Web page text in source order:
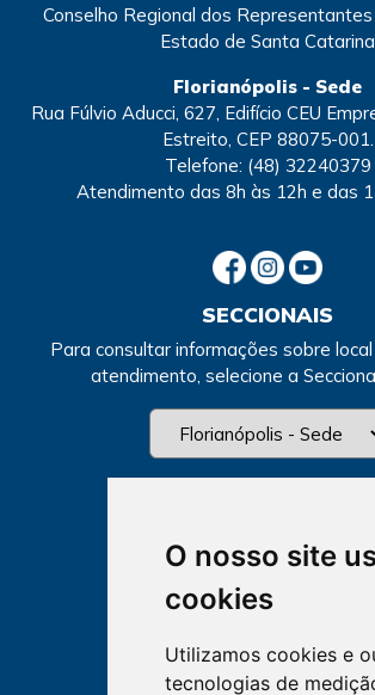
O nosso site
cookies
Utilizamos cookies e
tecnologias de
Conselho Regional dos Representantes
Estado de Santa Catarina
Florianópolis - Sede
Rua Fúlvio Aducci, 627, Edifício CEU
Estreito, CEP 88075-001.
Telefone: (48) 32240379
Atendimento das 8h às 12h e das
SECCIONAIS
Para consultar informações sobre
atendimento, selecione a